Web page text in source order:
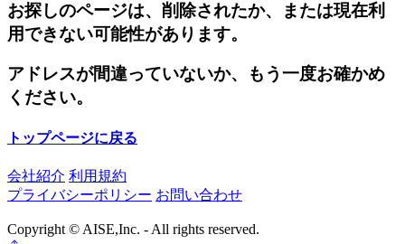
お探しのページは、削除されたか、または現在利
用できない可能性があります。
アドレスが間違っていないか、もう一度お確かめ
ください。
トップページに戻る
会社紹介 利用規約
プライバシーポリシー お問い合わせ
Copyright © AISE,Inc. - All rights reserved.